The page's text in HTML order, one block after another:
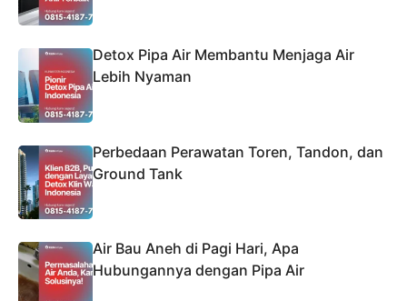
Detox Pipa Air Membantu Menjaga Air
Lebih Nyaman
Perbedaan Perawatan Toren, Tandon, dan
Ground Tank
Air Bau Aneh di Pagi Hari, Apa
Hubungannya dengan Pipa Air